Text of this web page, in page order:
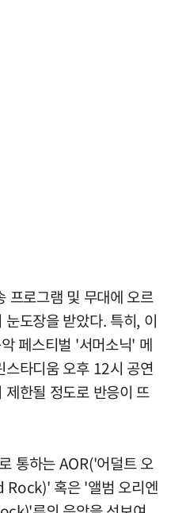
프로그램 및 무대에 오르
도장을 받았다. 특히, 이
페스티벌 '서머소닉' 메
스타디움 오후 12시 공연
한될 정도로 반응이 뜨
통하는 AOR('어덜트 오
혹은 '앨범 오리엔